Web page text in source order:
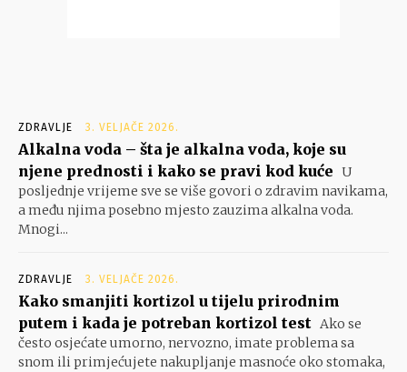
ZDRAVLJE 3. VELJAČE 2026.
Alkalna voda – šta je alkalna voda, koje su
njene prednosti i kako se pravi kod kuće U
posljednje vrijeme sve se više govori o zdravim navikama,
a među njima posebno mjesto zauzima alkalna voda.
Mnogi...
ZDRAVLJE 3. VELJAČE 2026.
Kako smanjiti kortizol u tijelu prirodnim
putem i kada je potreban kortizol test Ako se
često osjećate umorno, nervozno, imate problema sa
snom ili primjećujete nakupljanje masnoće oko stomaka,